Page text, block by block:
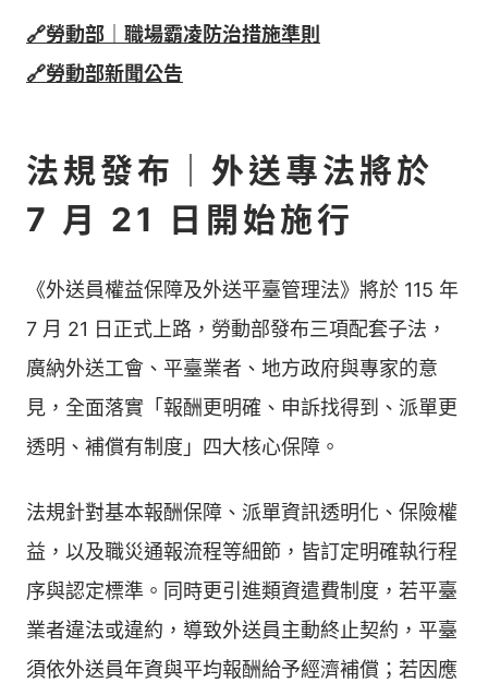
🔗勞動部｜職場霸凌防治措施準則
🔗勞動部新聞公告
法規發布｜外送專法將於
7 月 21 日開始施行
《外送員權益保障及外送平臺管理法》將於 115 年
7 月 21 日正式上路，勞動部發布三項配套子法，
廣納外送工會、平臺業者、地方政府與專家的意
見，全面落實「報酬更明確、申訴找得到、派單更
透明、補償有制度」四大核心保障。
法規針對基本報酬保障、派單資訊透明化、保險權
益，以及職災通報流程等細節，皆訂定明確執行程
序與認定標準。同時更引進類資遣費制度，若平臺
業者違法或違約，導致外送員主動終止契約，平臺
須依外送員年資與平均報酬給予經濟補償；若因應